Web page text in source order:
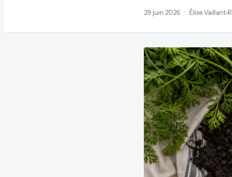
29 juin 2026 · Élise Vaillant-